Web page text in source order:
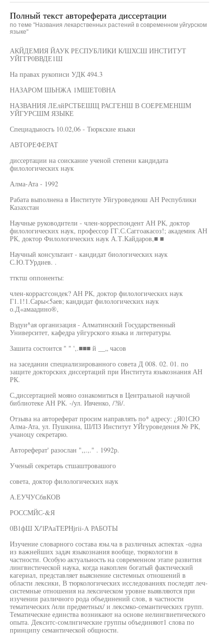
Полный текст автореферата диссертации
по теме "Названия лекарственных растений в современном уйгурском
языке"
АКЙДЕМИЯ ЙАУК РЕСПУБЛИКИ К/ШХСШ ИНСТИТУТ
УЙГГР0ВВДЕ1Ш
На правах рукописи УДК 494.3
НАЗАРОМ ШЬНЖА 1МШЕТ0ВНА
НАЗВАНИЯ ЛЕлйРСТБЕШЩ РАСГЕНШ В СОЕРЕМЕНШМ
УЙГУРСШМ ЯЗЫКЕ
Специадьиосгь 10.02,06 - Тюркские языки
АВТОРЕФЕРАТ
диссертации на соискание ученой степени кандидата
филологических наук
Алма-Ата - 1992
Рабата выполнена в Институте Уйгуроведеюш АН Республики
Казахстан
Научные руководители - член-корреспондент АН РК, доктор
филологических наук, профессор ГГ.С.Саггоакасоз!; академик АН
РК, доктор Филологических наук А.Т.Кайдаров,■ ■
Научный консультант - кандидат биологических наук
С.Ю.ТУрдиев. .
ттктш оппоненты:
член-коррасгсондек? АН РК, доктор филологических наук
Г1.1!1.Сары<5аев; кандидат филологических наук
о.Д«амаадино®,
Вэдуи^ая организация - Алматинский Государственный
Университет, кафедра уйгурского языка и литературы.
Зашита состоится " " ',.■■■ й __„ часов
на заседании специализированного совета Д 008. 02. 01. по
защите докторских диссертаций при Института языкознания АН
РК.
С,диссертацией мояно ознакомиться в Центральной научной
библиотеке АН РК. -/ул. Ивченко, /?й/.
Отзыва на автореферат просим направлять по* адресу: ¿Я01СЮ
Алма-Ата, ул. Пушкина, Ш/ПЗ Институт УЙгуроведения № РК,
учаноцу секретарю.
Автореферат' разослан ",,.,." . 1992р.
Ученый секретарь стшаштровашого
совета, доктор филологических наук
А.ЕУЧУСбвКОВ
РОССМЙС-&Я
0В1фШ X/'lPAaTEPHjrii-A РАБОТЫ
Изучение словарного состава яэы.ча в различных аспектах -одна
из важнейших задач языкознания вообще, тюркологии в
частности. Особую актуальность на современном этапе развития
лингвистической наука, когда накоплен богатый фактический
кагериал, представляет выяснение системных отношений в
области лексики, В тюркологических исследованиях последят леч-
системные отношения на лексическом уровне выявляются при
изучении различного рода объединений слов, в частности
тематических /или предметных/ и лексмко-семантических групп.
Тематические единства возникают на основе нелингвиетического
опыта. Декснтс-сомлнгические группы объединяют1 слова по
принципу семантической общности.